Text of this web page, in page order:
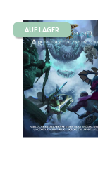
AUF LAGER